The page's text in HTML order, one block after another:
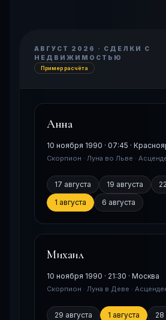
АВГУСТ 2026 · СДЕЛКИ С
НЕДВИЖИМОСТЬЮ
Пример расчёта
Анна
10 ноября 1990 · 07:45 ·
Скорпион · Луна во Льве ·
17 августа 19 августа
1 августа
6 августа
Михаил
10 ноября 1990 · 21:30 · Москва
Скорпион · Луна в Деве ·
29 августа 1 августа
28